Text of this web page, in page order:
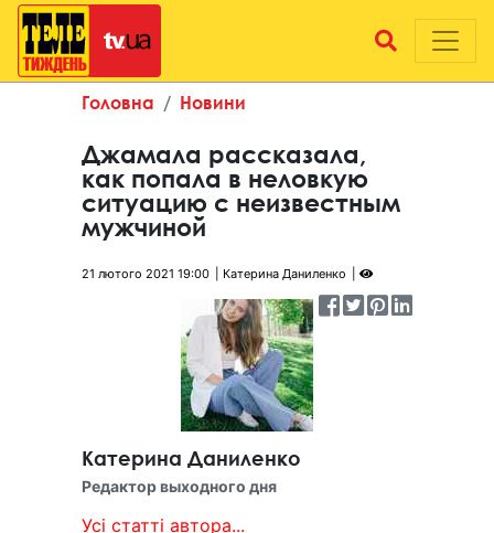
Головна Новини
Джамала рассказала,
как попала в неловкую
ситуацию с неизвестным
мужчиной
21 лютого 2021 19:00 Катерина Даниленко
Катерина Даниленко
Редактор выходного дня
Усі статті автора...